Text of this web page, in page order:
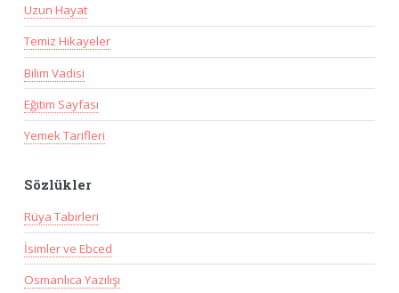
Uzun Hayat
Temiz Hikayeler
Bilim Vadisi
Eğitim Sayfası
Yemek Tarifleri
Sözlükler
Rüya Tabirleri
İsimler ve Ebced
Osmanlıca Yazılışı